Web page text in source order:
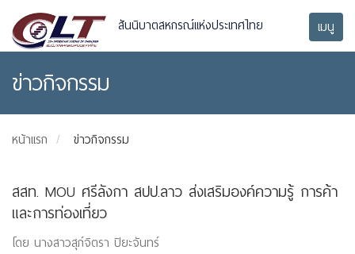
สันนิบาตสหกรณ์แห่งประเทศไทย เมนู
ข่าวกิจกรรม
หน้าแรก ข่าวกิจกรรม
​สสท. MOU ศรีลังกา สปป.ลาว ส่งเสริมองค์ความรู้ การค้า
และการท่องเที่ยว
โดย นางสาวสุภ์จิตรา ปิยะจันทร์